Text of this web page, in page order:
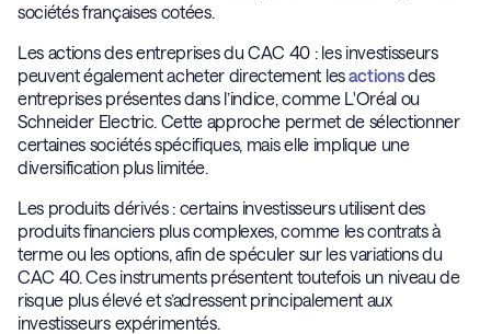
sociétés françaises cotées.
Les actions des entreprises du CAC 40 : les investisseurs
peuvent également acheter directement lesactionsdes
entreprises présentes dans l’indice, comme L'Oréal ou
Schneider Electric. Cette approche permet de sélectionner
certaines sociétés spécifiques, mais elle implique une
diversification plus limitée.
Les produits dérivés : certains investisseurs utilisent des
produits financiers plus complexes, comme les contrats à
terme ou les options, afin de spéculer sur les variations du
CAC 40. Ces instruments présentent toutefois un niveau de
risque plus élevé et s’adressent principalement aux
investisseurs expérimentés.